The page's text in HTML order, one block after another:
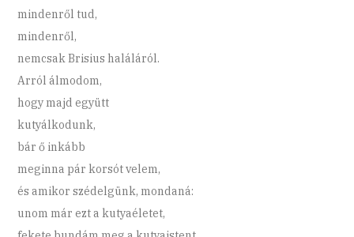
mindenről tud,
mindenről,
nemcsak Brisius haláláról.
Arról álmodom,
hogy majd együtt
kutyálkodunk,
bár ő inkább
meginna pár korsót velem,
és amikor szédelgünk, mondaná:
unom már ezt a kutyaéletet,